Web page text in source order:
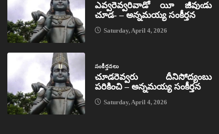
ఎవ్వరెవ్వరివాడో యీ జీవుఁడు
చూడ- – అన్నమయ్య సంకీర్తన
Saturday, April 4, 2026
సంకీర్తనలు
చూడరెవ్వరు దీనిసోద్యంబు
పరికించి – అన్నమయ్య సంకీర్తన
Saturday, April 4, 2026